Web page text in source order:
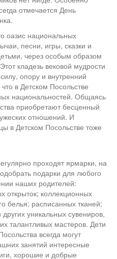
отмечается День
оазис национальных
песни, игры, сказки и
через особым образом
кладезь вековой мудрости
опору и внутренний
в Детском Посольстве
национальностей. Общаясь
приобретают бесценный
отношений. И
в Детском Посольстве тоже
проходят ярмарки, на
подарки для любого
наших родителей:
открыток; коллекционных
белья; расписанных тканей;
уникальных сувениров,
талантливых мастеров. Дети
всегда могут
занятий интересные
хорошие и добрые